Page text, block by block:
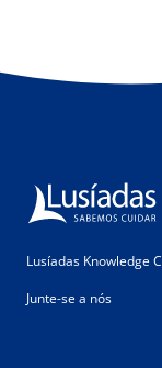
Lusíadas Knowledge
Junte-se a nós